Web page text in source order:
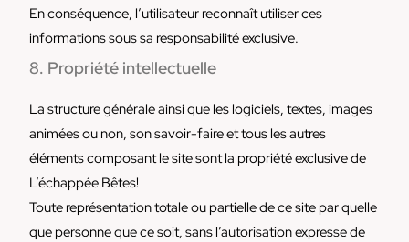
En conséquence, l’utilisateur reconnaît utiliser ces
informations sous sa responsabilité exclusive.
8. Propriété intellectuelle
La structure générale ainsi que les logiciels, textes, images
animées ou non, son savoir-faire et tous les autres
éléments composant le site sont la propriété exclusive de
L’échappée Bêtes!
Toute représentation totale ou partielle de ce site par quelle
que personne que ce soit, sans l’autorisation expresse de